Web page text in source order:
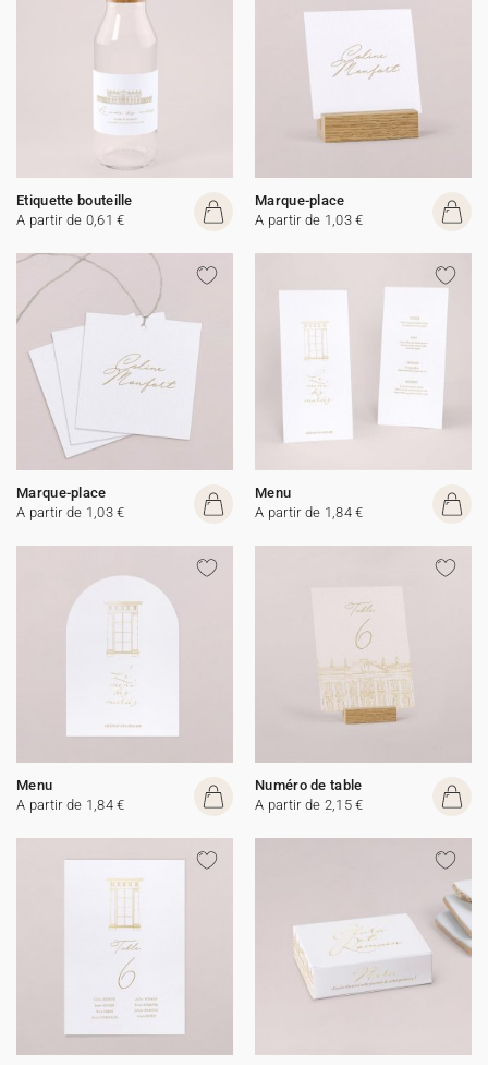
Etiquette bouteille
A partir de 0,61 €
Marque-place
A partir de 1,03 €
Marque-place
A partir de 1,03 €
Menu
A partir de 1,84 €
Menu
A partir de 1,84 €
Numéro de table
A partir de 2,15 €